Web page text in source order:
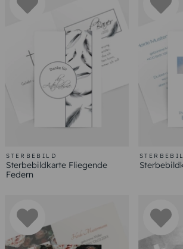
STERBEBILD
Sterbebildkarte Fliegende
Federn